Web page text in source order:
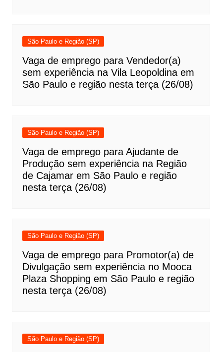
São Paulo e Região (SP)
Vaga de emprego para Vendedor(a)
sem experiência na Vila Leopoldina em
São Paulo e região nesta terça (26/08)
São Paulo e Região (SP)
Vaga de emprego para Ajudante de
Produção sem experiência na Região
de Cajamar em São Paulo e região
nesta terça (26/08)
São Paulo e Região (SP)
Vaga de emprego para Promotor(a) de
Divulgação sem experiência no Mooca
Plaza Shopping em São Paulo e região
nesta terça (26/08)
São Paulo e Região (SP)